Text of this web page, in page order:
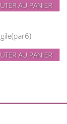
AU PANIER
AU PANIER